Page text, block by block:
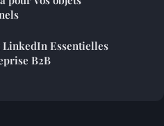
Essentielles
B2B